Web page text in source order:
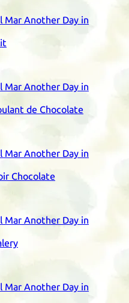
Mar Another Day in
Mar Another Day in
de Chocolate
Mar Another Day in
Chocolate
Mar Another Day in
Mar Another Day in